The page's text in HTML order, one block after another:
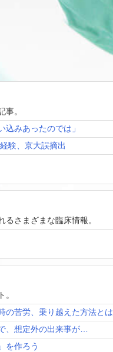
事。
込みあったのでは」
験、京大誤摘出
さまざまな臨床情報。
。
の苦労、乗り越えた方法とは
、想定外の出来事が…
を作ろう